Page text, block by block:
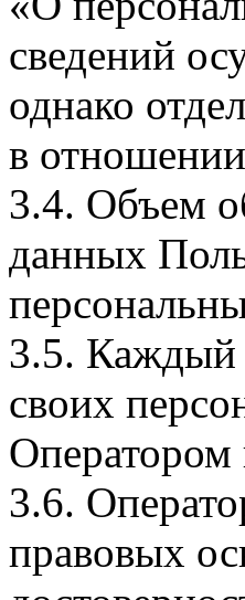
сведений
однако
в
3.4. Объем
данных
3.5. Каждый
своих
Оператором
3.6.
правовых